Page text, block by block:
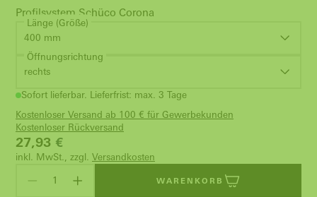
Profilsystem Schüco Corona
Länge (Größe)
400 mm
Öffnungsrichtung
rechts
Sofort lieferbar. Lieferfrist: max. 3 Tage
Kostenloser Versand ab 100 € für Gewerbekunden
Kostenloser Rückversand
27,93 €
inkl. MwSt., zzgl. Versandkosten
WARENKORB